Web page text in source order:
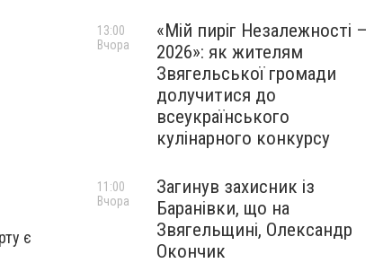
є
«Мій пиріг Незалежності –
2026»: як жителям
Звягельської громади
долучитися до
всеукраїнського
кулінарного конкурсу
13:00
Вчора
Загинув захисник із
Баранівки, що на
Звягельщині, Олександр
Окончик
11:00
Вчора